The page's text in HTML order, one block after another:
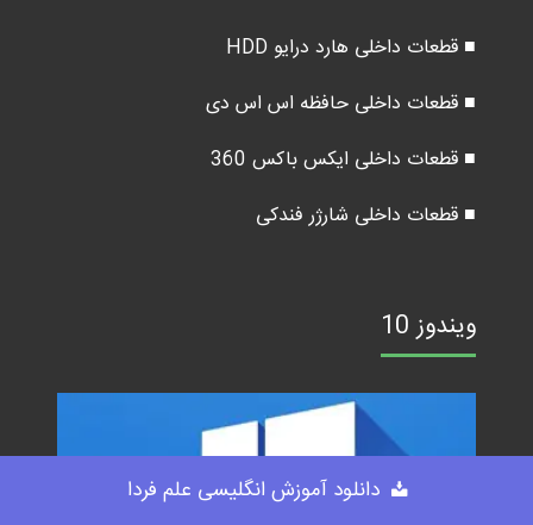
■ قطعات داخلی هارد درایو HDD
■ قطعات داخلی حافظه اس اس دی
■ قطعات داخلی ایکس باکس 360
■ قطعات داخلی شارژر فندکی
ویندوز 10
دانلود آموزش انگلیسی علم فردا